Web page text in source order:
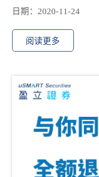
日期：2020-11-24
阅读更多